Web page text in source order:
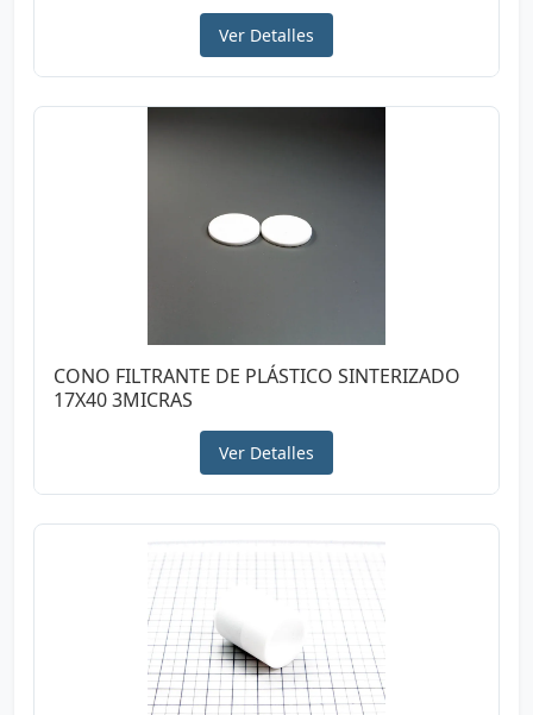
Ver Detalles
CONO FILTRANTE DE PLÁSTICO SINTERIZADO
17X40 3MICRAS
Ver Detalles